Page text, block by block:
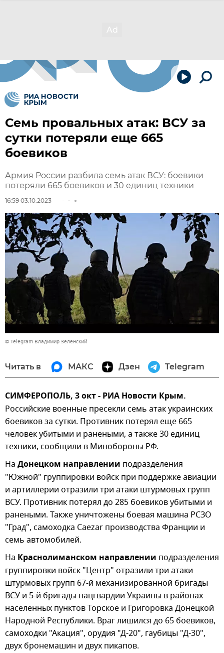
Семь провальных атак: ВСУ за
сутки потеряли еще 665
боевиков
Армия России разбила семь атак ВСУ: боевики
потеряли 665 боевиков и 30 единиц техники
16:59 03.10.2023
© Telegram Владимир Зеленский
Читать в МАКС Дзен Telegram
СИМФЕРОПОЛЬ, 3 окт - РИА Новости Крым.
Российские военные пресекли семь атак украинских
боевиков за сутки. Противник потерял еще 665
человек убитыми и ранеными, а также 30 единиц
техники, сообщили в Минобороны РФ.
На Донецком направлении подразделения
"Южной" группировки войск при поддержке авиации
и артиллерии отразили три атаки штурмовых групп
ВСУ. Противник потерял до 285 боевиков убитыми и
ранеными. Также уничтожены боевая машина РСЗО
"Град", самоходка Caezar производства Франции и
семь автомобилей.
На Краснолиманском направлении подразделения
группировки войск "Центр" отразили три атаки
штурмовых групп 67-й механизированной бригады
ВСУ и 5-й бригады нацгвардии Украины в районах
населенных пунктов Торское и Григоровка Донецкой
Народной Республики. Враг лишился до 65 боевиков,
самоходки "Акация", орудия "Д-20", гаубицы "Д-30",
двух бронемашин и двух пикапов.